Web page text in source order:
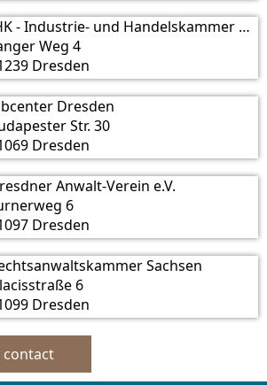
IHK - Industrie- und Handelskammer Dresden
Weg 4
Dresden
Dresden
Str. 30
Dresden
Anwalt-Verein e.V.
6
Dresden
Sachsen
6
Dresden
contact